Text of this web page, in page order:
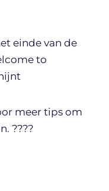
einde van de
to
meer tips om
????